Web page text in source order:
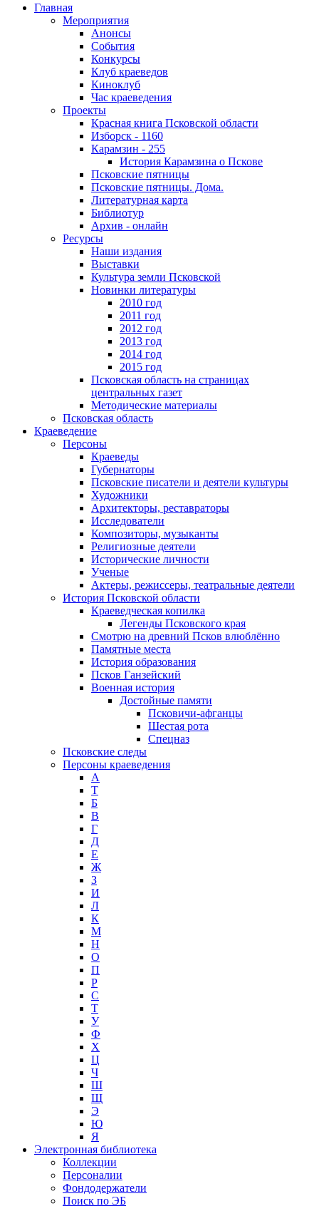
Главная
Мероприятия
Анонсы
События
Конкурсы
Клуб краеведов
Киноклуб
Час краеведения
Проекты
Красная книга Псковской области
Изборск - 1160
Карамзин - 255
История Карамзина о Пскове
Псковские пятницы
Псковские пятницы. Дома.
Литературная карта
Библиотур
Архив - онлайн
Ресурсы
Наши издания
Выставки
Культура земли Псковской
Новинки литературы
2010 год
2011 год
2012 год
2013 год
2014 год
2015 год
Псковская область на страницах
центральных газет
Методические материалы
Псковская область
Краеведение
Персоны
Краеведы
Губернаторы
Псковские писатели и деятели культуры
Художники
Архитекторы, реставраторы
Исследователи
Композиторы, музыканты
Религиозные деятели
Исторические личности
Ученые
Актеры, режиссеры, театральные деятели
История Псковской области
Краеведческая копилка
Легенды Псковского края
Смотрю на древний Псков влюблённо
Памятные места
История образования
Псков Ганзейский
Военная история
Достойные памяти
Псковичи-афганцы
Шестая рота
Спецназ
Псковские следы
Персоны краеведения
А
T
Б
В
Г
Д
Е
Ж
З
И
Л
К
М
Н
О
П
Р
С
Т
У
Ф
Х
Ц
Ч
Ш
Щ
Э
Ю
Я
Электронная библиотека
Коллекции
Персоналии
Фондодержатели
Поиск по ЭБ